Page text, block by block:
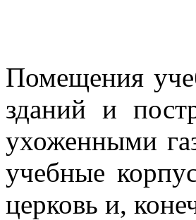
Помещения
зданий и
ухоженными
учебные
церковь и,